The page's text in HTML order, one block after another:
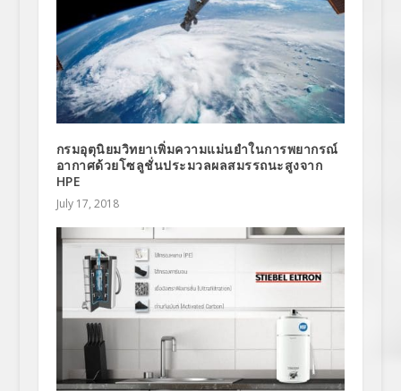
กรมอุตุนิยมวิทยาเพิ่มความแม่นยำในการพยากรณ์
อากาศด้วยโซลูชั่นประมวลผลสมรรถนะสูงจาก
HPE
July 17, 2018